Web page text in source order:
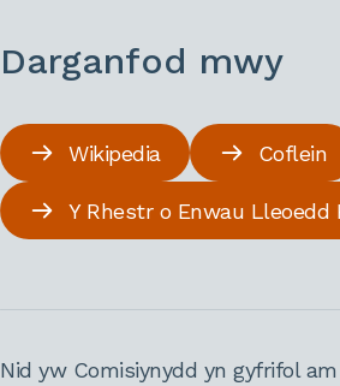
Darganfod mwy
Wikipedia Coflein
Y Rhestr o Enwau Lleoedd
Nid yw Comisiynydd yn gyfrifol